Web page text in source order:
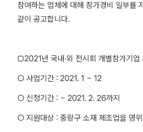
참여하는 업체에 대해 참가경비 일부를
같이 공고합니다.
□2021년 국내·외 전시회 개별참가기업
○ 사업기간 : 2021. 1 ~ 12
○ 신청기간 : ~ 2021. 2. 26까지
○ 지원대상 : 중랑구 소재 제조업을 영